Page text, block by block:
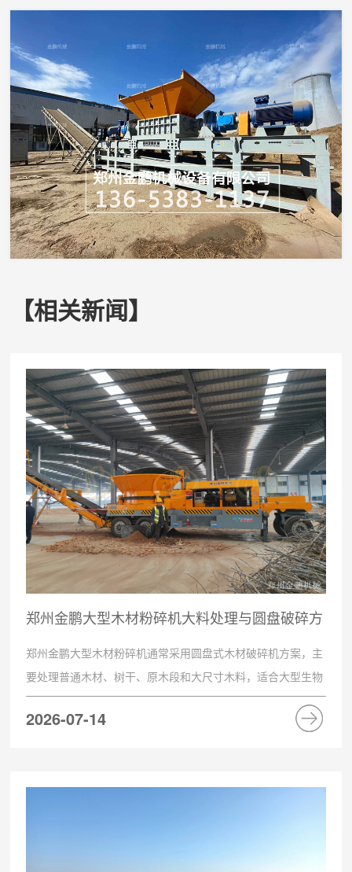
【相关新闻】
郑州金鹏大型木材粉碎机大料处理与圆盘破碎方
郑州金鹏大型木材粉碎机通常采用圆盘式木材破碎机方案，主
要处理普通木材、树干、原木段和大尺寸木料，适合大型生物
质料场和生物质电厂燃料预粉碎处理。物料经圆盘切削破碎后
形成粗碎料，便于后续储存和燃烧利用。在大型生物质料场和
2026-07-14